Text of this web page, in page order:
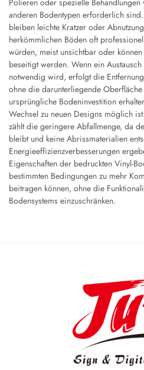
anderen Bodentypen erforderlich
bleiben leichte Kratzer oder
herkömmlichen Böden oft
würden, meist unsichtbar oder
beseitigt werden. Wenn ein
notwendig wird, erfolgt die
ohne die darunterliegende
ursprüngliche Bodeninvestition
Wechsel zu neuen Designs möglich
zählt die geringere Abfallmenge, da
bleibt und keine Abrissmaterialien
Energieeffizienzverbesserungen
Eigenschaften der bedruckten Vinyl-
bestimmten Bedingungen zu mehr
beitragen können, ohne die
Bodensystems einzuschränken.